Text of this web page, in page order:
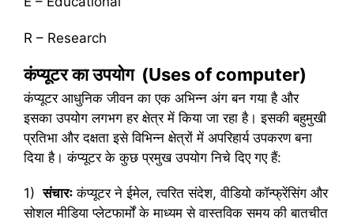
R – Research
कंप्यूटर का उपयोग (Uses of computer)
कंप्यूटर आधुनिक जीवन का एक अभिन्न अंग बन गया है और
इसका उपयोग लगभग हर क्षेत्र में किया जा रहा है। इसकी बहुमुखी
प्रतिभा और दक्षता इसे विभिन्न क्षेत्रों में अपरिहार्य उपकरण बना
दिया है। कंप्यूटर के कुछ प्रमुख उपयोग निचे दिए गए हैं:
1)संचारः कंप्यूटर ने ईमेल, त्वरित संदेश, वीडियो कॉन्फ्रेंसिंग और
सोशल मीडिया प्लेटफार्मों के माध्यम से वास्तविक समय की बातचीत